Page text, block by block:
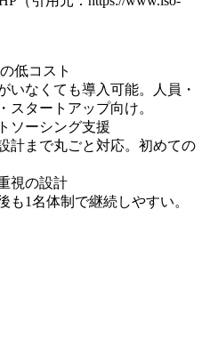
低コスト
いなくても導入可能。人員・
スタートアップ向け。
ソーシング支援
計まで丸ごと対応。初めての
視の設計
も1名体制で継続しやすい。